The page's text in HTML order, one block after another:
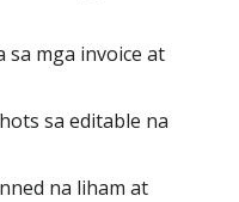
sa mga invoice at
sa editable na
na liham at